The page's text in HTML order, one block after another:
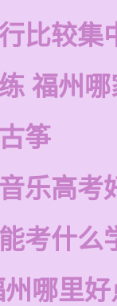
比较集
福州
筝
乐高考
考什么
哪里